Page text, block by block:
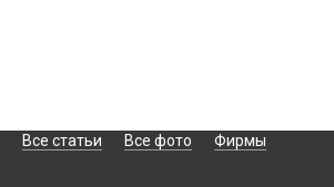
Все статьи Все фото
Фирмы